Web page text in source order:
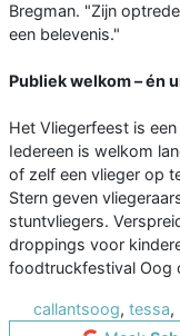
Bregman. "Zijn
een belevenis."
Publiek welkom – én
Het Vliegerfeest is
Iedereen is welkom
of zelf een vlieger op
Stern geven
stuntvliegers.
droppings voor
foodtruckfestival Oog
callantsoog, tessa,